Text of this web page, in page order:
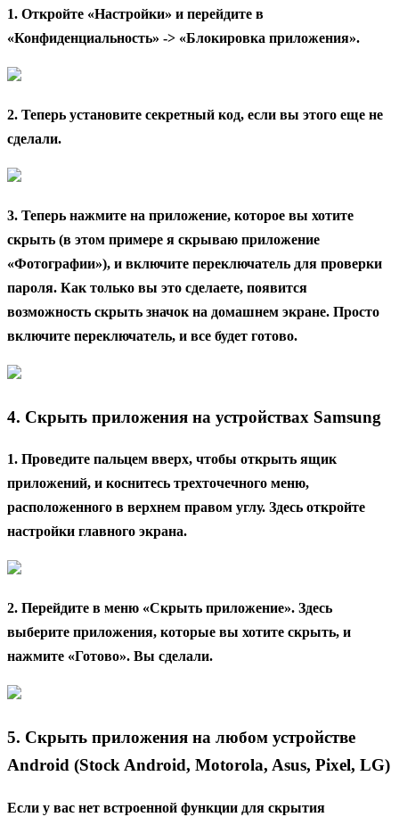
1. Откройте «Настройки» и перейдите в
«Конфиденциальность» -> «Блокировка приложения».
2. Теперь установите секретный код, если вы этого еще не
сделали.
3. Теперь нажмите на приложение, которое вы хотите
скрыть (в этом примере я скрываю приложение
«Фотографии»), и включите переключатель для проверки
пароля. Как только вы это сделаете, появится
возможность скрыть значок на домашнем экране. Просто
включите переключатель, и все будет готово.
4. Скрыть приложения на устройствах Samsung
1. Проведите пальцем вверх, чтобы открыть ящик
приложений, и коснитесь трехточечного меню,
расположенного в верхнем правом углу. Здесь откройте
настройки главного экрана.
2. Перейдите в меню «Скрыть приложение». Здесь
выберите приложения, которые вы хотите скрыть, и
нажмите «Готово». Вы сделали.
5. Скрыть приложения на любом устройстве
Android (Stock Android, Motorola, Asus, Pixel, LG)
Если у вас нет встроенной функции для скрытия